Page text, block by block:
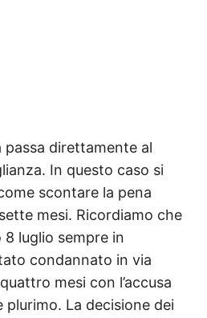
passa direttamente al
In questo caso si
scontare la pena
mesi. Ricordiamo che
luglio sempre in
condannato in via
mesi con l’accusa
plurimo. La decisione dei